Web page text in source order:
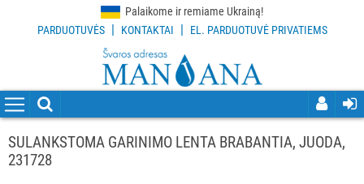
Palaikome ir remiame Ukrainą!
PARDUOTUVĖS | KONTAKTAI | EL. PARDUOTUVĖ PRIVATIEMS
VALYMO
PRIEMONĖS
VALYMO
SULANKSTOMA GARINIMO LENTA BRABANTIA, JUODA,
231728